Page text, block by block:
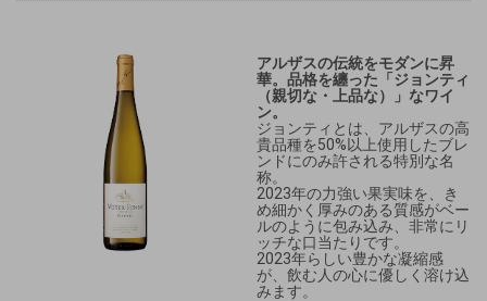
アルザスの伝統をモダンに昇
華。品格を纏った「ジョンティ
（親切な・上品な）」なワイ
ン。
ジョンティとは、アルザスの高
貴品種を50%以上使用したブレ
ンドにのみ許される特別な名
称。
2023年の力強い果実味を、き
め細かく厚みのある質感がベー
ルのように包み込み、非常にリ
ッチな口当たりです。
2023年らしい豊かな凝縮感
が、飲む人の心に優しく溶け込
みます。